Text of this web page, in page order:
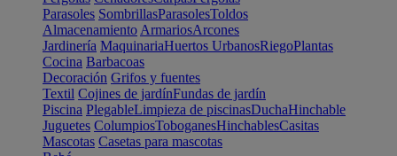
Parasoles SombrillasParasolesToldos
Almacenamiento ArmariosArcones
Jardinería MaquinariaHuertos UrbanosRiegoPlantas
Cocina Barbacoas
Decoración Grifos y fuentes
Textil Cojines de jardínFundas de jardín
Piscina PlegableLimpieza de piscinasDuchaHinchable
Juguetes ColumpiosToboganesHinchablesCasitas
Mascotas Casetas para mascotas